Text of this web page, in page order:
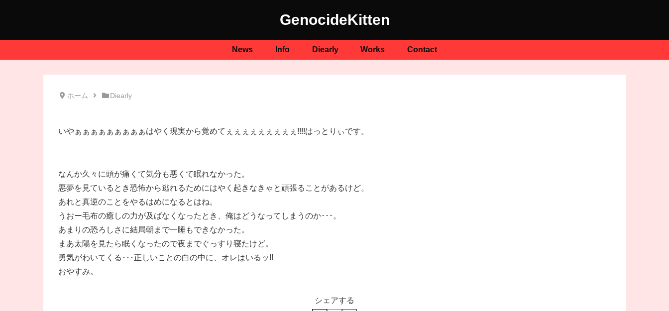
GenocideKitten
News Info Diearly Works Contact
ホーム Diearly
いやぁぁぁぁぁぁぁぁぁはやく現実から覚めてぇぇぇぇぇぇぇぇぇ!!!!はっとりぃです。
なんか久々に頭が痛くて気分も悪くて眠れなかった。
悪夢を見ているとき恐怖から逃れるためにはやく起きなきゃと頑張ることがあるけど。
あれと真逆のことをやるはめになるとはね。
うおー毛布の癒しの力が及ばなくなったとき、俺はどうなってしまうのか･･･。
あまりの恐ろしさに結局朝まで一睡もできなかった。
まあ太陽を見たら眠くなったので夜までぐっすり寝たけど。
勇気がわいてくる･･･正しいことの白の中に、オレはいるッ!!
おやすみ。
シェアする